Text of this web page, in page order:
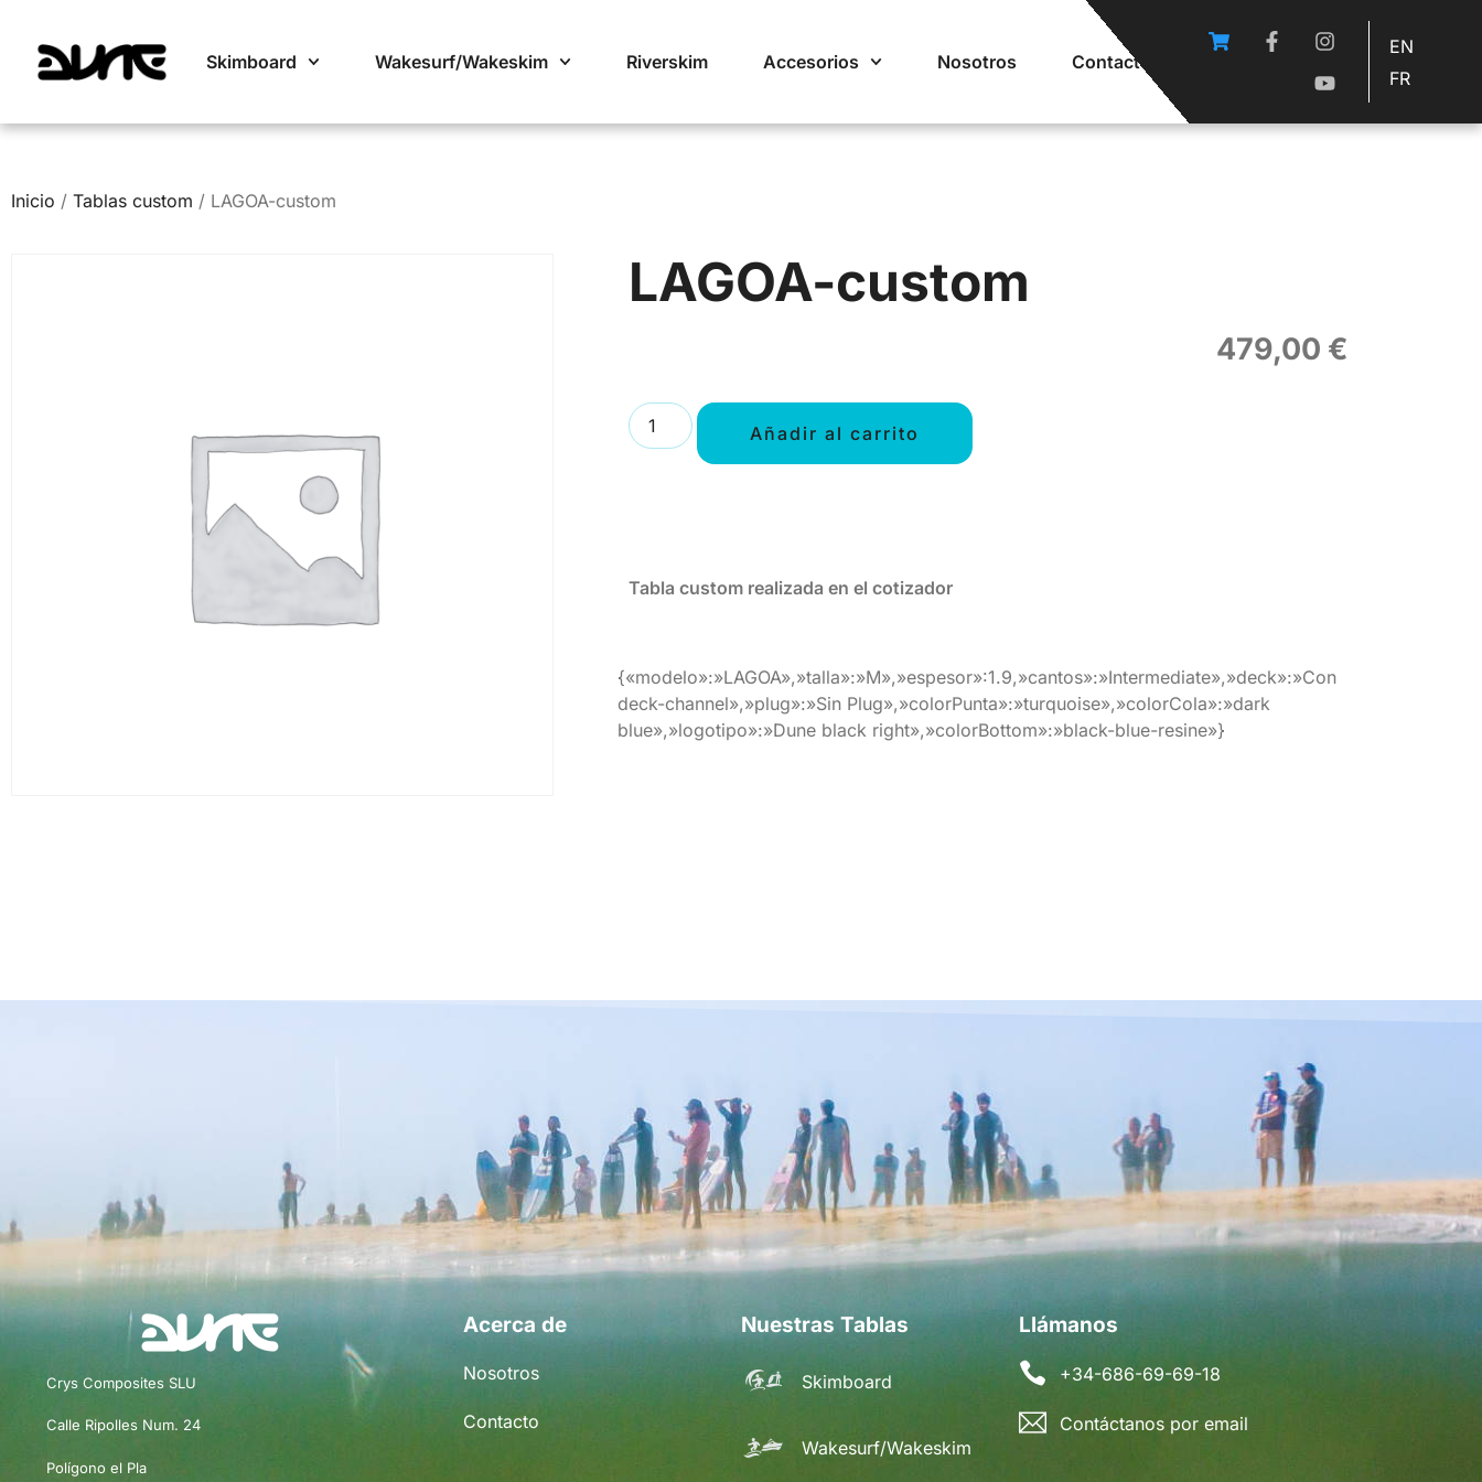
Skimboard Wakesurf/Wakeskim Riverskim Accesorios Nosotros Contacto
EN
FR
Inicio / Tablas custom / LAGOA-custom
LAGOA-custom
479,00 €
Añadir al carrito
Tabla custom realizada en el cotizador
{«modelo»:»LAGOA»,»talla»:»M»,»espesor»:1.9,»cantos»:»Intermediate»,»deck»:»Con
deck-channel»,»plug»:»Sin Plug»,»colorPunta»:»turquoise»,»colorCola»:»dark
blue»,»logotipo»:»Dune black right»,»colorBottom»:»black-blue-resine»}
Crys Composites SLU
Calle Ripolles Num. 24
Polígono el Pla
Acerca de
Nosotros
Contacto
Nuestras Tablas
Skimboard
Wakesurf/Wakeskim
Llámanos
+34-686-69-69-18
Contáctanos por email